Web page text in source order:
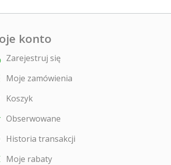
konto
Zarejestruj się
Moje zamówienia
Koszyk
Obserwowane
Historia transakcji
Moje rabaty